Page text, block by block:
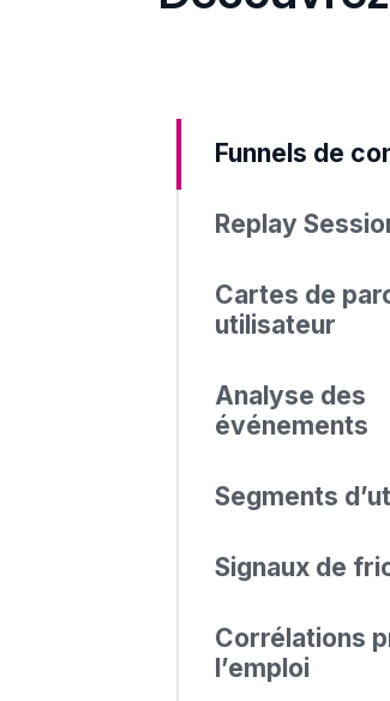
Funnels de
Replay
Cartes de
utilisateur
Analyse des
événements
Segments
Signaux de
Corrélations
l’emploi